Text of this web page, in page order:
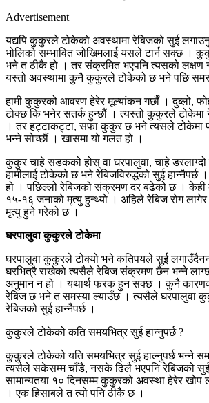
Advertisement
यद्यपि कुकुरले टोकेको अवस्थामा रेबिजको सुई
भोलिको सम्भावित जोखिमलाई यसले टार्न सक्छ ।
भने त ठीकै हो । तर संक्रमित भएपनि त्यसको
यस्तो अवस्थामा कुनै कुकुरले टोकेको छ भने पछि
हामी कुकुरको आवरण हेरेर मूल्यांकन गर्छौं । दुब्लो,
टोक्छ कि भनेर सतर्क हुन्छौं । त्यस्तो कुकुरले टोकेमा
। तर हट्टाकट्टा, सफा कुकुर छ भने त्यसले टोकेमा
भन्ने सोच्छौं । खासमा यो गलत हो ।
कुकुर चाहे सडकको होस् वा घरपालुवा, चाहे डरलाग्दो
हामीलाई टोकेको छ भने रेबिजविरुद्धको सुई हान्नैपर्छ
हो । पछिल्लो रेबिजको संक्रमण दर बढेको छ । केही
१५-१६ जनाको मृत्यु हुन्थ्यो । अहिले रेबिज रोग
मृत्यु हुने गरेको छ ।
घरपालुवा कुकुरले टोकेमा
घरपालुवा कुकुरले टोक्यो भने कतिपयले सुई
घरभित्रै राखेको त्यसैले रेबिज संक्रमण छैन भन्ने
अनुमान न हो । यथार्थ फरक हुन सक्छ । कुनै
रेबिज छ भने त समस्या ल्याउँछ । त्यसैले घरपालुवा
रेबिजको सुई हान्नैपर्छ ।
कुकुरले टोकेको कति समयभित्र सुई हान्नुपर्छ ?
कुकुरले टोकेको यति समयभित्र सुई हाल्नुपर्छ भन्ने
त्यसैले सकेसम्म चाँडै, नसके ढिलै भएपनि रेबिजको सुई
सामान्यतया १० दिनसम्म कुकुरको अवस्था हेरेर खोप
। एक हिसाबले त त्यो पनि ठीकै छ ।